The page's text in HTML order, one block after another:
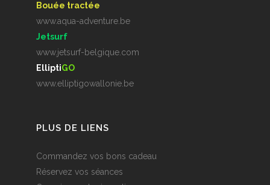
Bouée tractée
www.aqua-adventure.be
Jetsurf
www.jetsurf-belgique.com
ElliptiGO
www.elliptigowallonie.be
PLUS DE LIENS
Commandez vos bons cadeau
Réservez vos séances